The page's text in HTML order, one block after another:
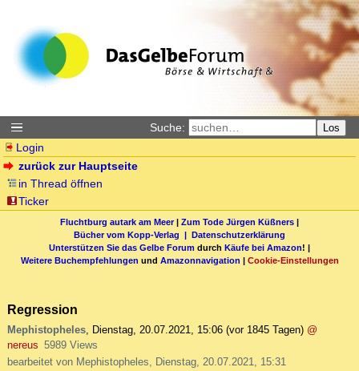
Suche: Los
Login
zurück zur Hauptseite
in Thread öffnen
Ticker
Fluchtburg autark am Meer| Zum Tode Jürgen Küßners |
Bücher vom Kopp-Verlag | Datenschutzerklärung
Unterstützen Sie das Gelbe Forum durch Käufe bei Amazon! |
Weitere Buchempfehlungen und Amazonnavigation | Cookie-Einstellungen
Regression
Mephistopheles, Dienstag, 20.07.2021, 15:06 (vor 1845 Tagen) @
nereus 5989 Views
bearbeitet von Mephistopheles, Dienstag, 20.07.2021, 15:31